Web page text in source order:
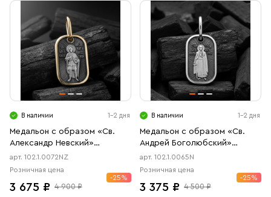
В наличии 1-2 дня
Медальон с образом «Св.
Александр Невский»
чернение, позолота
арт. 102.1.0072NZ
Розничная цена
3 675 ₽ 4 900 ₽
-25%
В наличии 1-2 дня
Медальон с образом «Св.
Андрей Боголюбский»
чернение
арт. 102.1.0065N
Розничная цена
3 375 ₽ 4 500 ₽
-25%